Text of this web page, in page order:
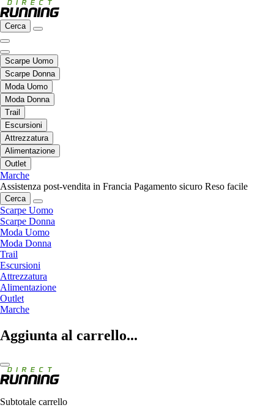
Cerca
Scarpe Uomo
Scarpe Donna
Moda Uomo
Moda Donna
Trail
Escursioni
Attrezzatura
Alimentazione
Outlet
Marche
Assistenza post-vendita in Francia Pagamento sicuro Reso facile
Cerca
Scarpe Uomo
Scarpe Donna
Moda Uomo
Moda Donna
Trail
Escursioni
Attrezzatura
Alimentazione
Outlet
Marche
Aggiunta al carrello...
Subtotale carrello